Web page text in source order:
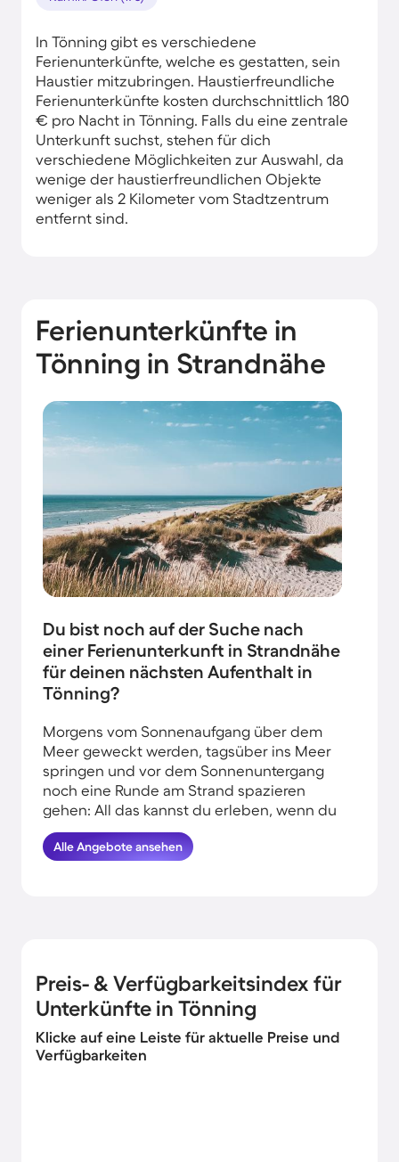
In Tönning gibt es verschiedene
Ferienunterkünfte, welche es gestatten, sein
Haustier mitzubringen. Haustierfreundliche
Ferienunterkünfte kosten durchschnittlich 180
€ pro Nacht in Tönning. Falls du eine zentrale
Unterkunft suchst, stehen für dich
verschiedene Möglichkeiten zur Auswahl, da
wenige der haustierfreundlichen Objekte
weniger als 2 Kilometer vom Stadtzentrum
entfernt sind.
Ferienunterkünfte in
Tönning in Strandnähe
Du bist noch auf der Suche nach
einer Ferienunterkunft in Strandnähe
für deinen nächsten Aufenthalt in
Tönning?
Morgens vom Sonnenaufgang über dem
Meer geweckt werden, tagsüber ins Meer
springen und vor dem Sonnenuntergang
noch eine Runde am Strand spazieren
gehen: All das kannst du erleben, wenn du
deinen Urlaub am Wasser in Tönning
verbringst. HomeToGo hat für dich die
Alle Angebote ansehen
Preis- & Verfügbarkeitsindex für
Unterkünfte in Tönning
Klicke auf eine Leiste für aktuelle Preise und
Verfügbarkeiten